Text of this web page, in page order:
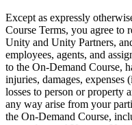
Except as expressly
Course Terms, you agree to
Unity and Unity Partners,
employees, agents, and
to the On-Demand Course,
injuries, damages, expenses
losses to person or property
any way arise from your
the On-Demand Course,